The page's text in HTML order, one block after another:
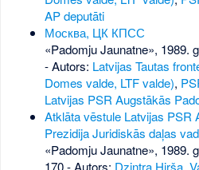
AP deputāti
Москва, ЦК КПСС
«Padomju Jaunatne», 1989.
- Autors: Latvijas Tautas
Domes valde, LTF valde),
Latvijas PSR Augstākās
Atklāta vēstule Latvijas PSR
Prezidija Juridiskās daļas
«Padomju Jaunatne», 1989.